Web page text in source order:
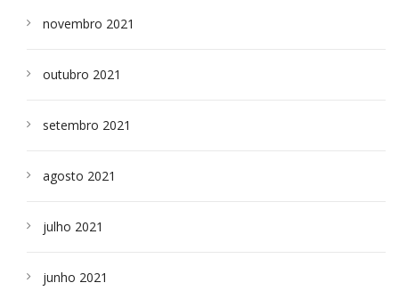
novembro 2021
outubro 2021
setembro 2021
agosto 2021
julho 2021
junho 2021